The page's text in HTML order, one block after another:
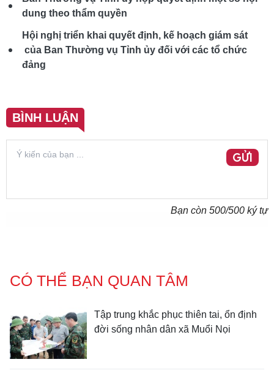
dung theo thẩm quyền
Hội nghị triển khai quyết định, kế hoạch giám sát
của Ban Thường vụ Tỉnh ủy đối với các tổ chức
đảng
BÌNH LUẬN
GỬI
Bạn còn 500/500 ký tự
CÓ THỂ BẠN QUAN TÂM
Tập trung khắc phục thiên tai, ổn định
đời sống nhân dân xã Muổi Nọi